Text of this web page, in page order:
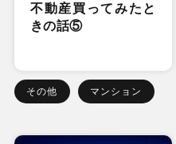
不動産買ってみたと
きの話⑤
その他 マンション